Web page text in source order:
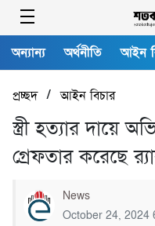
অন্যান্য অর্থনীতি আইন
প্রচ্ছদ/আইন বিচার
স্ত্রী হত্যার দায়ে
গ্রেফতার করেছে
News
October 24, 2024